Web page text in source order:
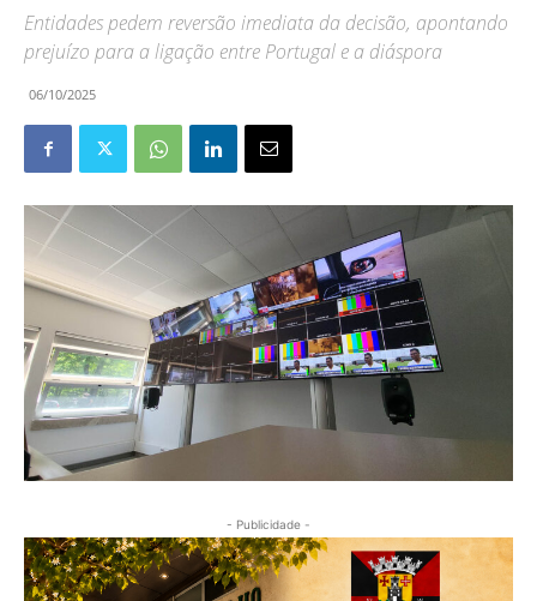
Entidades pedem reversão imediata da decisão, apontando
prejuízo para a ligação entre Portugal e a diáspora
06/10/2025
- Publicidade -